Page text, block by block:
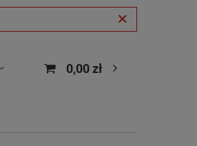
0,00 zł